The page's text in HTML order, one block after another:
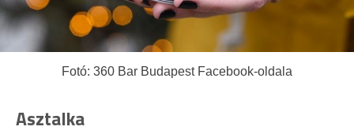
Fotó: 360 Bar Budapest Facebook-oldala
Asztalka